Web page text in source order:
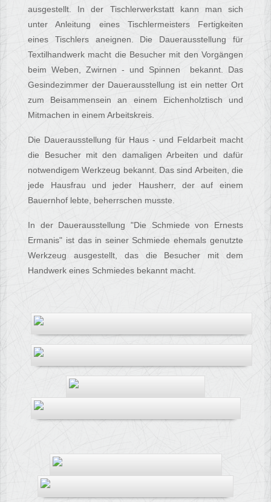
ausgestellt. In der Tischlerwerkstatt kann man sich
unter Anleitung eines Tischlermeisters Fertigkeiten
eines Tischlers aneignen. Die Dauerausstellung für
Textilhandwerk macht die Besucher mit den Vorgängen
beim Weben, Zwirnen - und Spinnen bekannt. Das
Gesindezimmer der Dauerausstellung ist ein netter Ort
zum Beisammensein an einem Eichenholztisch und
Mitmachen in einem Arbeitskreis.
Die Dauerausstellung für Haus - und Feldarbeit macht
die Besucher mit den damaligen Arbeiten und dafür
notwendigem Werkzeug bekannt. Das sind Arbeiten, die
jede Hausfrau und jeder Hausherr, der auf einem
Bauernhof lebte, beherrschen musste.
In der Dauerausstellung "Die Schmiede von Ernests
Ermanis" ist das in seiner Schmiede ehemals genutzte
Werkzeug ausgestellt, das die Besucher mit dem
Handwerk eines Schmiedes bekannt macht.